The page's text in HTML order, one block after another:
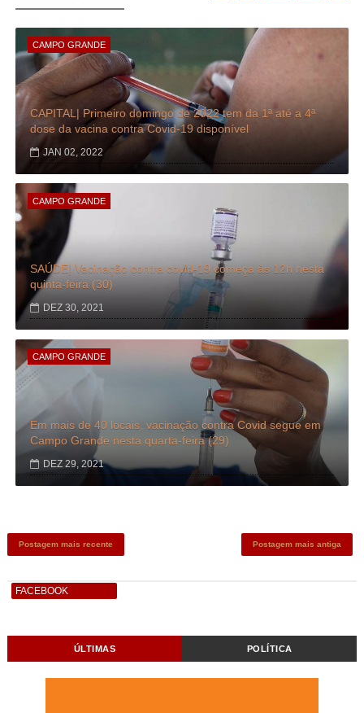
CAMPO GRANDE
CAPITAL| Primeiro domingo de 2022 tem da 1ª até a 4ª
dose da vacina contra Covid-19 disponível
JAN 02, 2022
CAMPO GRANDE
SAÚDE| Vacinação contra covid-19 começa às 12h nesta
quinta-feira (30)
DEZ 30, 2021
CAMPO GRANDE
Em mais de 40 locais, vacinação contra Covid segue em
Campo Grande nesta quarta-feira (29)
DEZ 29, 2021
Postagem mais recente Postagem mais antiga
FACEBOOK
ÚLTIMAS POLÍTICA